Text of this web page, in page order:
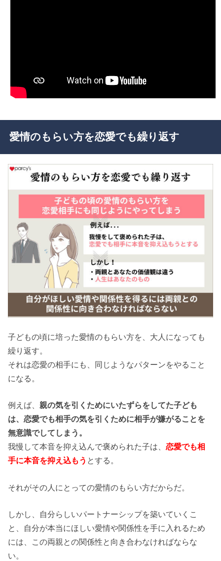
愛情のもらい方を恋愛でも繰り返す
子どもの頃に培った愛情のもらい方を、大人になっても
繰り返す。
それは恋愛の相手にも、同じようなパターンをやること
になる。
例えば、親の気を引くためにいたずらをしてた子ども
は、恋愛でも相手の気を引くために相手が嫌がることを
無意識でしてしまう。
我慢して本音を抑え込んで褒められた子は、恋愛でも相
手に本音を抑え込もう とする。
それがその人にとっての愛情のもらい方だからだ。
しかし、自分らしいパートナーシップを築いていくこ
と、自分が本当にほしい愛情や関係性を手に入れるため
には、この両親との関係性と向き合わなければならな
い。